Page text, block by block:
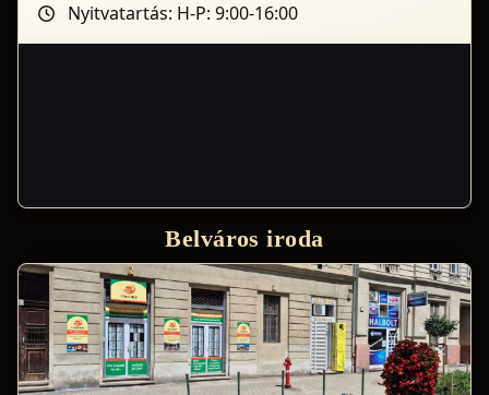
Nyitvatartás: H-P: 9:00-16:00
Belváros iroda